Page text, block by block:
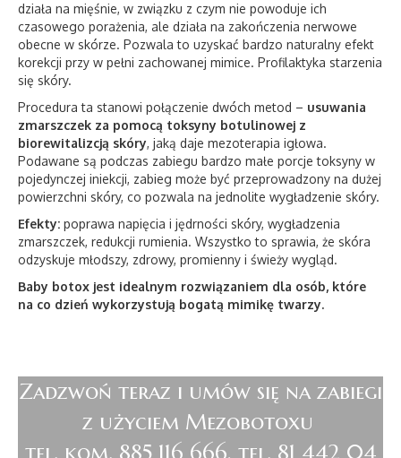
działa na mięśnie, w związku z czym nie powoduje ich
czasowego porażenia, ale działa na zakończenia nerwowe
obecne w skórze. Pozwala to uzyskać bardzo naturalny efekt
korekcji przy w pełni zachowanej mimice. Profilaktyka starzenia
się skóry.
Procedura ta stanowi połączenie dwóch metod – usuwania
zmarszczek za pomocą toksyny botulinowej z
biorewitalizcją skóry, jaką daje mezoterapia igłowa.
Podawane są podczas zabiegu bardzo małe porcje toksyny w
pojedynczej iniekcji, zabieg może być przeprowadzony na dużej
powierzchni skóry, co pozwala na jednolite wygładzenie skóry.
Efekty: poprawa napięcia i jędrności skóry, wygładzenia
zmarszczek, redukcji rumienia. Wszystko to sprawia, że skóra
odzyskuje młodszy, zdrowy, promienny i świeży wygląd.
Baby botox jest idealnym rozwiązaniem dla osób, które
na co dzień wykorzystują bogatą mimikę twarzy.
Zadzwoń teraz i umów się na zabiegi
z użyciem Mezobotoxu
tel. kom. 885 116 666, tel. 81 442 04